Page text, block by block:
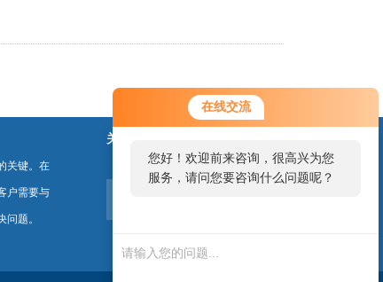
在线交流
您好！欢迎前来咨询，很高兴为您
服务，请问您要咨询什么问题呢？
关键。在
户需要与
题。
关注我们